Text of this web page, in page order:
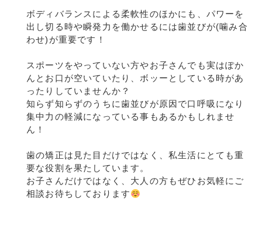
ボディバランスによる柔軟性のほかにも、パワーを
出し切る時や瞬発力を働かせるには歯並びが(噛み合
わせ)が重要です！
スポーツをやっていない方やお子さんでも実はぽか
んとお口が空いていたり、ボッーとしている時があ
ったりしていませんか？
知らず知らずのうちに歯並びが原因で口呼吸になり
集中力の軽減になっている事もあるかもしれませ
ん！
歯の矯正は見た目だけではなく、私生活にとても重
要な役割を果たしています。
お子さんだけではなく、大人の方もぜひお気軽にご
相談お待ちしております